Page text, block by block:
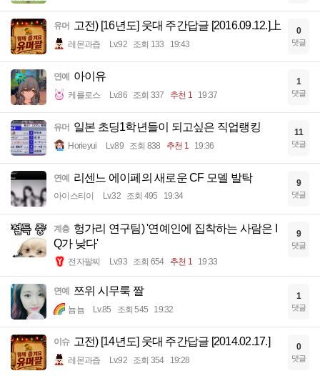
유머 고전) [16년도] 웃대 주간답글 [2016.09.12.]上
레몬과즙 Lv.92 조회 133 19:43
0
댓글
연예 아이유
케를로스 Lv.86 조회 337 추천 1 19:37
1
댓글
유머 일본 초딩1학년들이 되고싶은 직업랭킹
Horieyui Lv.89 조회 838 추천 1 19:36
11
댓글
연예 리센느 에이페의 새로운 CF 모델 발탁
아이스티이 Lv.32 조회 495 19:34
9
댓글
계층 헝가리 연구팀) '연예인에 집착하는 사람은 I
Q가 낮다'
전자팔찌 Lv.93 조회 654 추천 1 19:33
9
댓글
연예 쯔위 시무룩 짤
뇸뇸 Lv.85 조회 545 19:32
1
댓글
이슈 고전) [14년도] 웃대 주간답글 [2014.02.17.]
레몬과즙 Lv.92 조회 354 19:28
0
댓글